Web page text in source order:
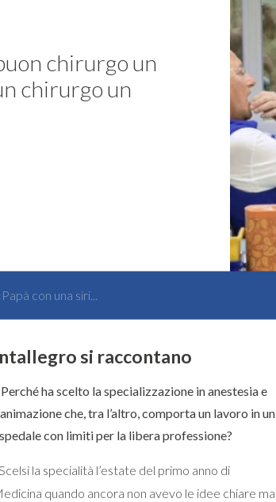
chirurgo un
chirurgo un
con una siri...
si raccontano
Perché ha scelto la specializzazione in anestesia e
che, tra l’altro, comporta un lavoro in un
con limiti per la libera professione?
la specialità l’estate del primo anno di
quando ancora non avevo le idee chiare ma